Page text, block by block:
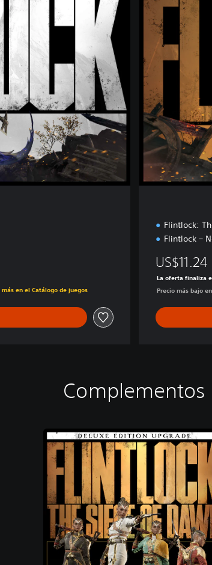
en el Catálogo de juegos
Flintlock:
Flintlock –
US$11.24
La oferta finaliza
Precio más bajo
Complementos